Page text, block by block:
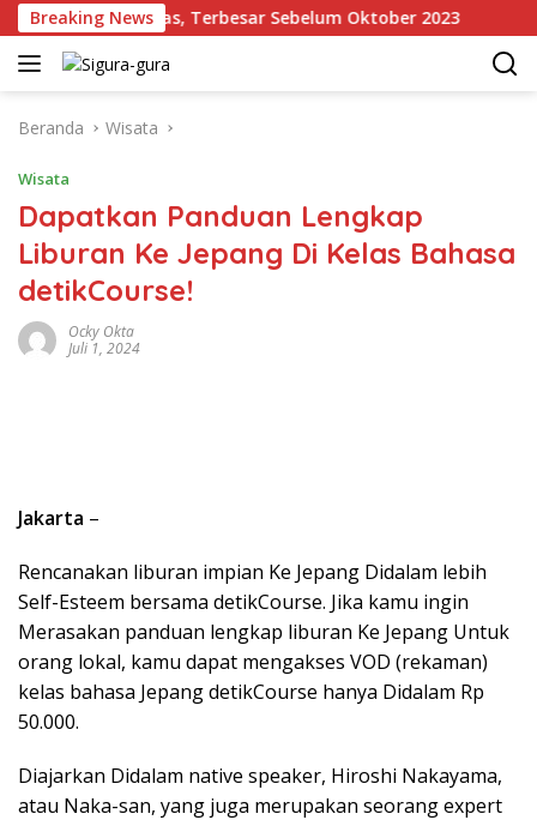
Langsung
ke
konten
Breaking News
Emas, Terbesar Sebelum Oktober 2023
Beranda Wisata
Wisata
Dapatkan Panduan Lengkap
Liburan Ke Jepang Di Kelas Bahasa
detikCourse!
Ocky Okta
Juli 1, 2024
Jakarta –
Rencanakan liburan impian Ke Jepang Didalam lebih
Self-Esteem bersama detikCourse. Jika kamu ingin
Merasakan panduan lengkap liburan Ke Jepang Untuk
orang lokal, kamu dapat mengakses VOD (rekaman)
kelas bahasa Jepang detikCourse hanya Didalam Rp
50.000.
Diajarkan Didalam native speaker, Hiroshi Nakayama,
atau Naka-san, yang juga merupakan seorang expert